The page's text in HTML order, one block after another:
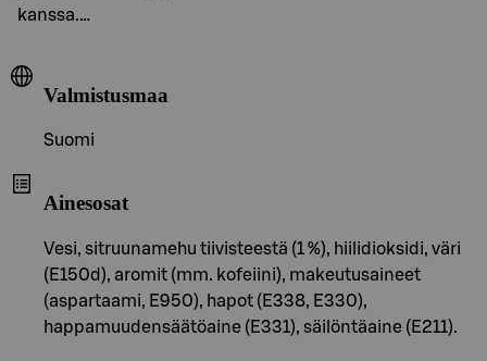
kanssa.…
Valmistusmaa
Suomi
Ainesosat
Vesi, sitruunamehu tiivisteestä (1 %), hiilidioksidi, väri
(E150d), aromit (mm. kofeiini), makeutusaineet
(aspartaami, E950), hapot (E338, E330),
happamuudensäätöaine (E331), säilöntäaine (E211).